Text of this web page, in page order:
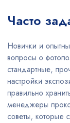
Часто
Новички и
вопросы о
стандартные,
настройки
правильно
менеджеры
советы, которые